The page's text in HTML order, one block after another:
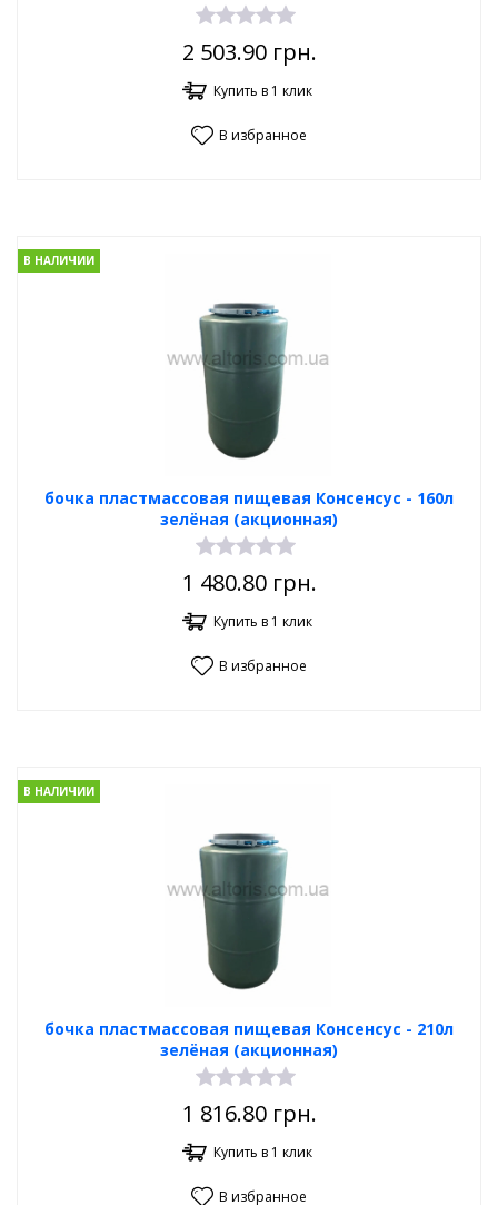
2 503.90грн.
Купить в 1 клик
В избранное
бочка пластмассовая пищевая Консенсус - 160л
зелёная (акционная)
В НАЛИЧИИ
1 480.80грн.
Купить в 1 клик
В избранное
бочка пластмассовая пищевая Консенсус - 210л
зелёная (акционная)
В НАЛИЧИИ
1 816.80грн.
Купить в 1 клик
В избранное